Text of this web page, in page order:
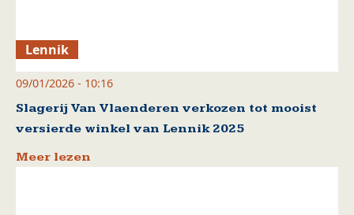
Lennik
09/01/2026 - 10:16
Slagerij Van Vlaenderen verkozen tot mooist
versierde winkel van Lennik 2025
Meer lezen